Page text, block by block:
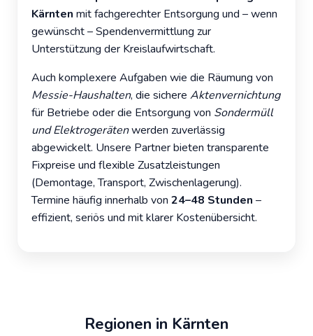
Kärnten mit fachgerechter Entsorgung und – wenn
gewünscht – Spendenvermittlung zur
Unterstützung der Kreislaufwirtschaft.
Auch komplexere Aufgaben wie die Räumung von
Messie-Haushalten, die sichere Aktenvernichtung
für Betriebe oder die Entsorgung von Sondermüll
und Elektrogerätenwerden zuverlässig
abgewickelt. Unsere Partner bieten transparente
Fixpreise und flexible Zusatzleistungen
(Demontage, Transport, Zwischenlagerung).
Termine häufig innerhalb von 24–48 Stunden –
effizient, seriös und mit klarer Kostenübersicht.
Regionen in Kärnten